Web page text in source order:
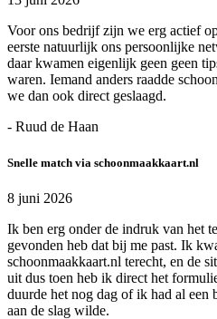
Voor ons bedrijf zijn we erg actief
eerste natuurlijk ons persoonlijke
daar kwamen eigenlijk geen geen
waren. Iemand anders raadde
we dan ook direct geslaagd.
- Ruud de Haan
Snelle match via schoonmaakkaart.nl
8 juni 2026
Ik ben erg onder de indruk van het
gevonden heb dat bij me past. Ik
schoonmaakkaart.nl terecht, en de
uit dus toen heb ik direct het
duurde het nog dag of ik had al een
aan de slag wilde.